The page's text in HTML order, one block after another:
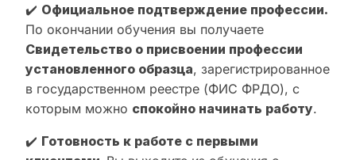
✔️ Официальное подтверждение профессии.
По окончании обучения вы получаете
Свидетельство о присвоении профессии
установленного образца, зарегистрированное
в государственном реестре (ФИС ФРДО), с
которым можно спокойно начинать работу.
✔️ Готовность к работе с первыми